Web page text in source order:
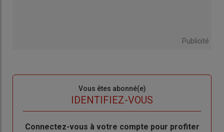
Publicité
Vous êtes abonné(e)
IDENTIFIEZ-VOUS
Body
Connectez-vous à votre compte pour profiter